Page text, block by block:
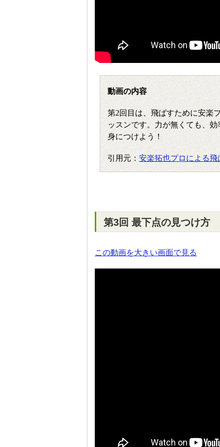
動画の内容
第2回目は、飛ばすために安楽
ッスンです。力が無くても、
身につけよう！
引用元： 安楽拓也プロによる
第3回 最下点の見つけ方
この動画を大きい画面で見る